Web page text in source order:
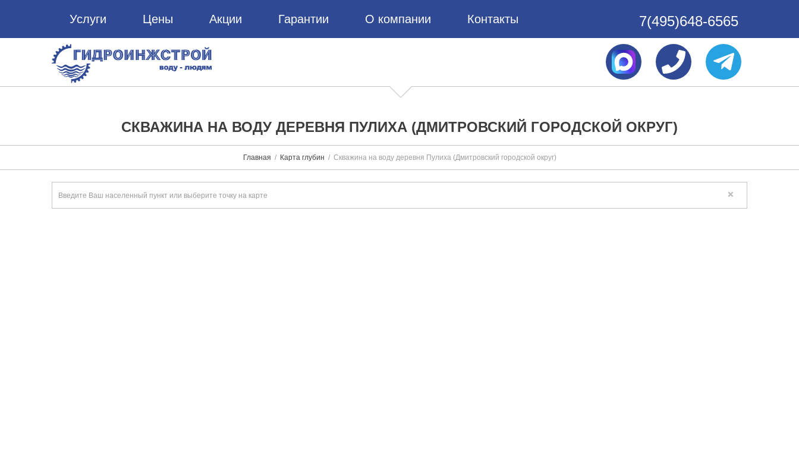
Услуги Цены Акции Гарантии О компании Контакты 7(495)648-6565
СКВАЖИНА НА ВОДУ ДЕРЕВНЯ ПУЛИХА (ДМИТРОВСКИЙ ГОРОДСКОЙ ОКРУГ)
Главная Карта глубин Скважина на воду деревня Пулиха (Дмитровский городской округ)